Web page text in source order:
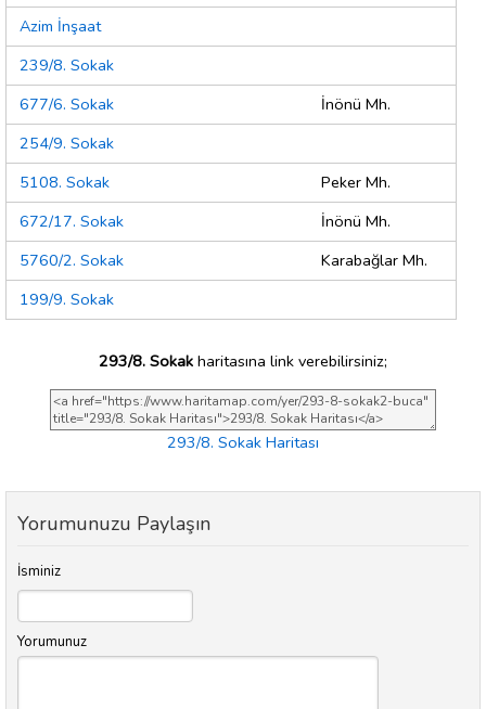
Azim İnşaat
239/8. Sokak
677/6. Sokak
İnönü Mh.
254/9. Sokak
5108. Sokak
Peker Mh.
672/17. Sokak
İnönü Mh.
5760/2. Sokak
Karabağlar Mh.
199/9. Sokak
293/8. Sokak haritasına link verebilirsiniz;
293/8. Sokak Haritası
Yorumunuzu Paylaşın
İsminiz
Yorumunuz